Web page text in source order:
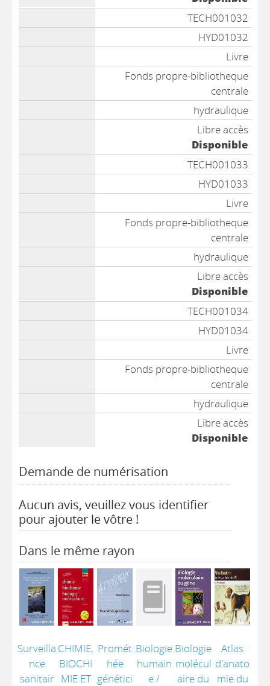
TECH001032
HYD01032
Livre
Fonds propre-bibliotheque
centrale
hydraulique
Libre accès
Disponible
TECH001033
HYD01033
Livre
Fonds propre-bibliotheque
centrale
hydraulique
Libre accès
Disponible
TECH001034
HYD01034
Livre
Fonds propre-bibliotheque
centrale
hydraulique
Libre accès
Disponible
Demande de numérisation
Aucun avis, veuillez vous identifier
pour ajouter le vôtre !
Dans le même rayon
Surveilla
nce
sanitair
CHIMIE,
BIOCHI
MIE ET
Promét
hée
génétici
Biologie
humain
e/
Biologie
molécul
aire du
Atlas
d'anato
mie du